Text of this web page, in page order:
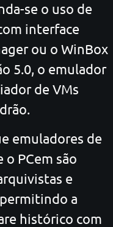
se o uso de
interface
ou o WinBox
5.0, o emulador
de VMs
emuladores de
PCem são
e
a
histórico com